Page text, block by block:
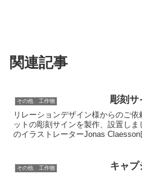
関連記事
その他 工作物 彫刻サ
リレーションデザイン様からのご
ットの彫刻サインを製作、設置し
のイラストレーターJonas Claesson
その他 工作物 キャプ